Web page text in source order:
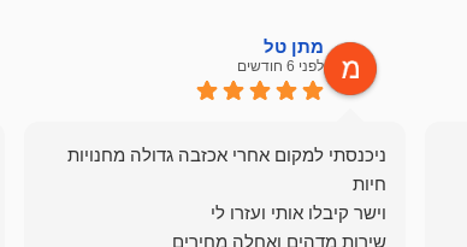
מתן טל
לפני 6 חודשים
ניכנסתי למקום אחרי אכזבה גדולה מחנויות